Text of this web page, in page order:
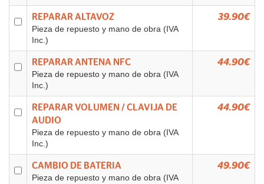
REPARAR ALTAVOZ
Pieza de repuesto y mano de obra (IVA
Inc.)
39.90€
REPARAR ANTENA NFC
Pieza de repuesto y mano de obra (IVA
Inc.)
44.90€
REPARAR VOLUMEN / CLAVIJA DE
AUDIO
Pieza de repuesto y mano de obra (IVA
Inc.)
44.90€
CAMBIO DE BATERIA
Pieza de repuesto y mano de obra (IVA
49.90€